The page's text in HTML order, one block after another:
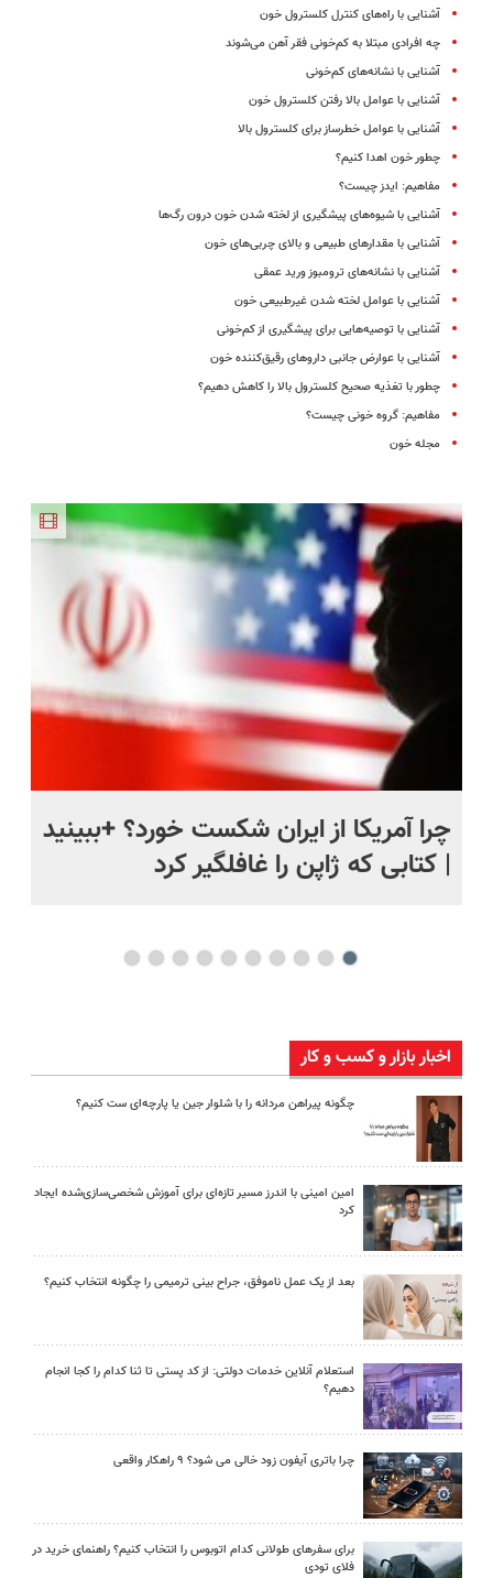
آشنایی با راه‌های کنترل کلسترول خون
چه افرادی مبتلا به کم‌خونی فقر آهن می‌شوند
آشنایی با نشانه‌های کم‌خونی
آشنایی با عوامل بالا رفتن کلسترول خون
آشنایی با عوامل خطرساز برای کلسترول بالا
چطور خون اهدا کنیم؟
مفاهیم: ‌ایدز چیست؟
آشنایی با شیوه‌های پیشگیری از لخته شدن خون درون رگ‌ها
آشنایی با مقدارهای طبیعی و بالای چربی‌های خون
آشنایی با نشانه‌های ترومبوز ورید عمقی
آشنایی با عوامل لخته شدن غیرطبیعی خون
آشنایی با توصیه‌هایی برای پیشگیری از کم‌خونی
آشنایی با عوارض جانبی داروهای رقیق‌کننده خون
چطور با تغذیه صحیح کلسترول بالا را کاهش دهیم؟
مفاهیم: گروه خونى چیست؟
مجله خون
چرا آمریکا از ایران شکست خورد؟ +ببینید
| کتابی که ژاپن را غافلگیر کرد
اخبار بازار و کسب و کار
چگونه پیراهن مردانه را با شلوار جین یا پارچه‌ای ست کنیم؟
امین امینی با اندرز مسیر تازه‌ای برای آموزش شخصی‌سازی‌شده ایجاد
کرد
بعد از یک عمل ناموفق، جراح بینی ترمیمی را چگونه انتخاب کنیم؟
استعلام آنلاین خدمات دولتی: از کد پستی تا ثنا کدام را کجا انجام
دهیم؟
چرا باتری آیفون زود خالی می شود؟ ۹ راهکار واقعی
برای سفرهای طولانی کدام اتوبوس را انتخاب کنیم؟ راهنمای خرید در
فلای تودی